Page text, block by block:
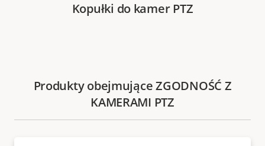
Kopułki do kamer PTZ
Produkty obejmujące ZGODNOŚĆ Z
KAMERAMI PTZ